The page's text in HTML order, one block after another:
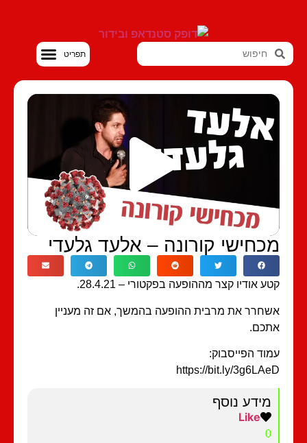
קורונה – אלעד גלעדי
אודיו קצר מההופעה בפקטורי – 28.4.21.
את מרבית ההופעה בהמשך, אם זה מעניין
הפייסבוק:
https://bit.ly/
מידע נוסף